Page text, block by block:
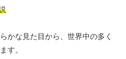
かな見た目から、世界中の多く
す。